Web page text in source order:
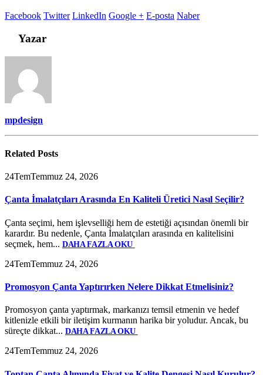
Facebook Twitter LinkedIn Google + E-posta Naber
Yazar
mpdesign
Related Posts
24TemTemmuz 24, 2026
Çanta İmalatçıları Arasında En Kaliteli Üretici Nasıl Seçilir?
Çanta seçimi, hem işlevselliği hem de estetiği açısından önemli bir
karardır. Bu nedenle, Çanta İmalatçıları arasında en kalitelisini
seçmek, hem... DAHA FAZLA OKU
24TemTemmuz 24, 2026
Promosyon Çanta Yaptırırken Nelere Dikkat Etmelisiniz?
Promosyon çanta yaptırmak, markanızı temsil etmenin ve hedef
kitlenizle etkili bir iletişim kurmanın harika bir yoludur. Ancak, bu
süreçte dikkat... DAHA FAZLA OKU
24TemTemmuz 24, 2026